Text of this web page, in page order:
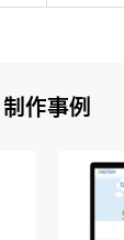
制作事例